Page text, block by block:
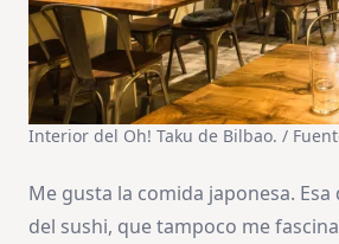
Interior del Oh! Taku de Bilbao. /
Me gusta la comida japonesa. Esa
del sushi, que tampoco me